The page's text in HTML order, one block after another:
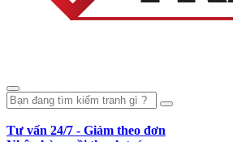
Tư vấn 24/7 - Giảm theo đơn